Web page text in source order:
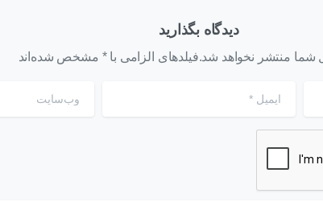
دیدگاه بگذارید
شما منتشر نخواهد شد.فیلدهای الزامی با * مشخص شده‌اند
ایمیل وب‌سایت